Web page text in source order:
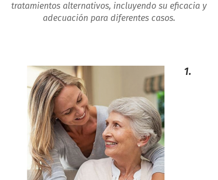
tratamientos alternativos, incluyendo su eficacia y
adecuación para diferentes casos.
1.